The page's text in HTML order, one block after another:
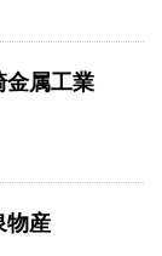
金属工業
物産